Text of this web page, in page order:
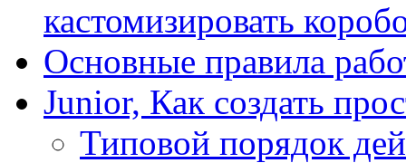
кастомизировать
Основные правила
Junior, Как создать
Типовой порядок